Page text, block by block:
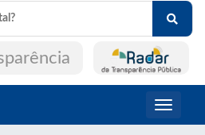
Toggle